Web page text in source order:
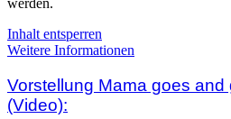
werden.
Inhalt entsperren
Weitere Informationen
Vorstellung Mama goes and
(Video):